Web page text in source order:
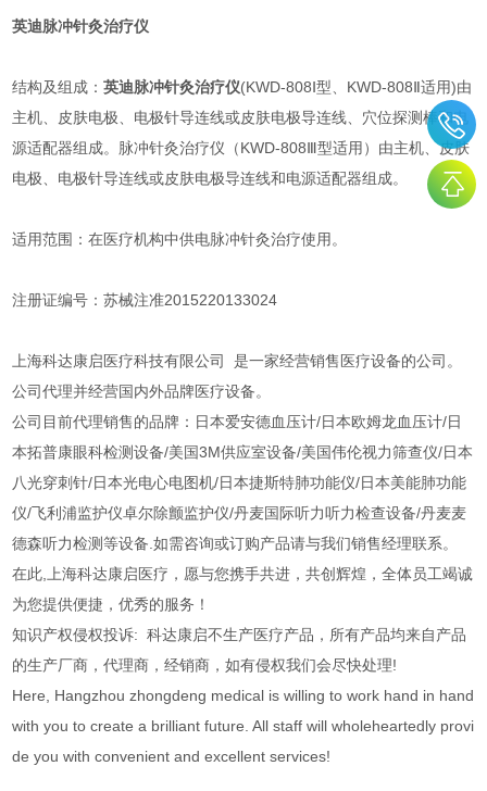
英迪脉冲针灸治疗仪
结构及组成：英迪脉冲针灸治疗仪(KWD-808Ⅰ型、KWD-808Ⅱ适用)由
主机、皮肤电极、电极针导连线或皮肤电极导连线、穴位探测棒和电
源适配器组成。脉冲针灸治疗仪（KWD-808Ⅲ型适用）由主机、皮肤
电极、电极针导连线或皮肤电极导连线和电源适配器组成。
适用范围：在医疗机构中供电脉冲针灸治疗使用。
注册证编号：苏械注准2015220133024
上海科达康启医疗科技有限公司 是一家经营销售医疗设备的公司。
公司代理并经营国内外品牌医疗设备。
公司目前代理销售的品牌：日本爱安德血压计/日本欧姆龙血压计/日
本拓普康眼科检测设备/美国3M供应室设备/美国伟伦视力筛查仪/日本
八光穿刺针/日本光电心电图机/日本捷斯特肺功能仪/日本美能肺功能
仪/飞利浦监护仪卓尔除颤监护仪/丹麦国际听力听力检查设备/丹麦麦
德森听力检测等设备.如需咨询或订购产品请与我们销售经理联系。
在此,上海科达康启医疗，愿与您携手共进，共创辉煌，全体员工竭诚
为您提供便捷，优秀的服务！
知识产权侵权投诉: 科达康启不生产医疗产品，所有产品均来自产品
的生产厂商，代理商，经销商，如有侵权我们会尽快处理!
Here, Hangzhou zhongdeng medical is willing to work hand in hand
with you to create a brilliant future. All staff will wholeheartedly provi
de you with convenient and excellent services!